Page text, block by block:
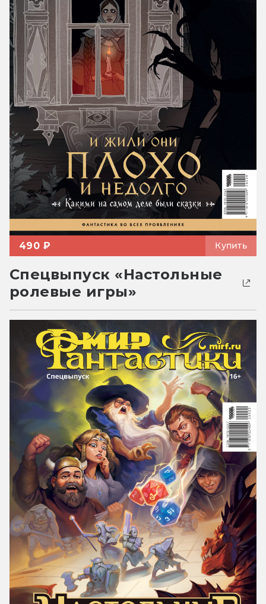
490 ₽ Купить
Спецвыпуск «Настольные
ролевые игры»